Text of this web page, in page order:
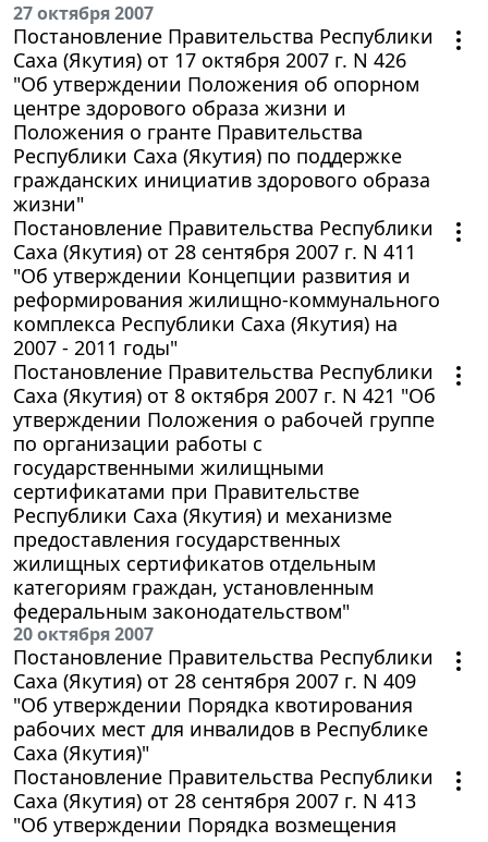
27 октября 2007
Постановление Правительства Республики
Саха (Якутия) от 17 октября 2007 г. N 426
"Об утверждении Положения об опорном
центре здорового образа жизни и
Положения о гранте Правительства
Республики Саха (Якутия) по поддержке
гражданских инициатив здорового образа
жизни"
Постановление Правительства Республики
Саха (Якутия) от 28 сентября 2007 г. N 411
"Об утверждении Концепции развития и
реформирования жилищно-коммунального
комплекса Республики Саха (Якутия) на
2007 - 2011 годы"
Постановление Правительства Республики
Саха (Якутия) от 8 октября 2007 г. N 421 "Об
утверждении Положения о рабочей группе
по организации работы с
государственными жилищными
сертификатами при Правительстве
Республики Саха (Якутия) и механизме
предоставления государственных
жилищных сертификатов отдельным
категориям граждан, установленным
федеральным законодательством"
20 октября 2007
Постановление Правительства Республики
Саха (Якутия) от 28 сентября 2007 г. N 409
"Об утверждении Порядка квотирования
рабочих мест для инвалидов в Республике
Саха (Якутия)"
Постановление Правительства Республики
Саха (Якутия) от 28 сентября 2007 г. N 413
"Об утверждении Порядка возмещения